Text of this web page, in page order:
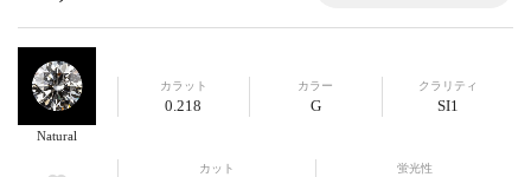
Natural
カラット
0.218
カラー
G
クラリティ
SI1
カット 蛍光性